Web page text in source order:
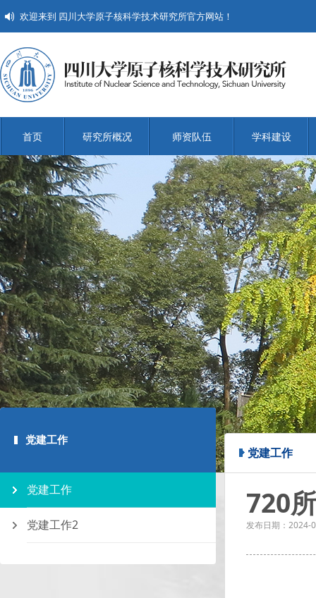
欢迎来到 四川大学原子核科学技术研究所官方网站！
首页 研究所概况 师资队伍 学科建设
党建工作
党建工作
党建工作2
党建工作
720
发布日期： 2024-